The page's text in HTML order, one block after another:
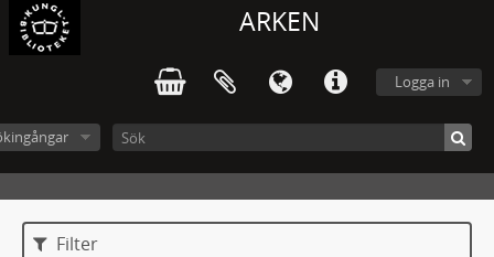
ARKEN
Logga in
Filter